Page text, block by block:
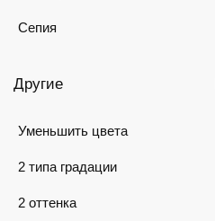
Сепия
Другие
Уменьшить цвета
2 типа градации
2 оттенка